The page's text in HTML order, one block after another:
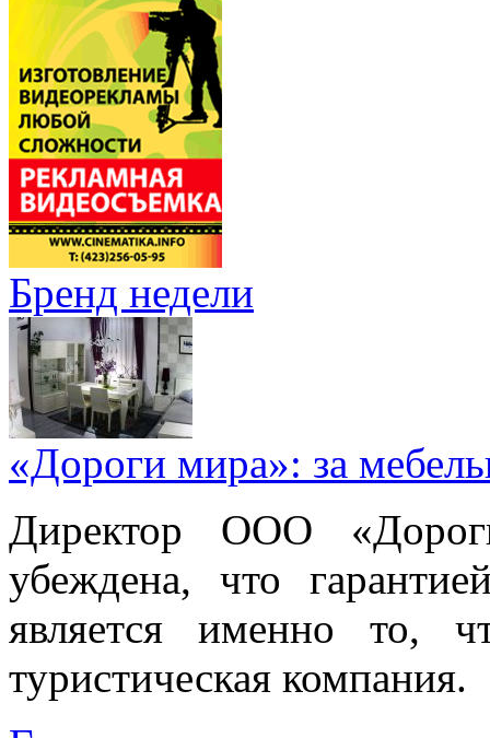
Бренд недели
«Дороги мира»: за
Директор ООО
убеждена, что
является именно то,
туристическая компания.